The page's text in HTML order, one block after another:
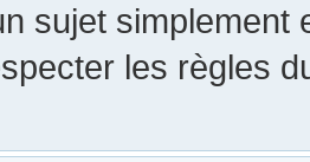
sujet
les règles